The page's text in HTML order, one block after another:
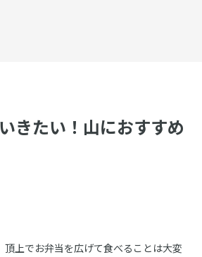
きたい！山におすすめ
頂上でお弁当を広げて食べることは大変